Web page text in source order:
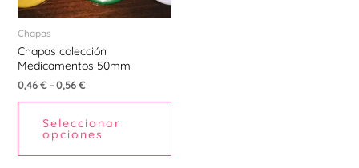
Chapas
Chapas colección
Medicamentos 50mm
0,46€–0,56€
Seleccionar
opciones
producto